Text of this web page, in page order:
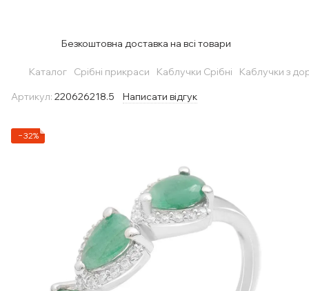
Безкоштовна доставка на всі товари
Каталог Срібні прикраси Каблучки Срібні
Каблучки з
Артикул: 220626218.5 Написати відгук
−32%